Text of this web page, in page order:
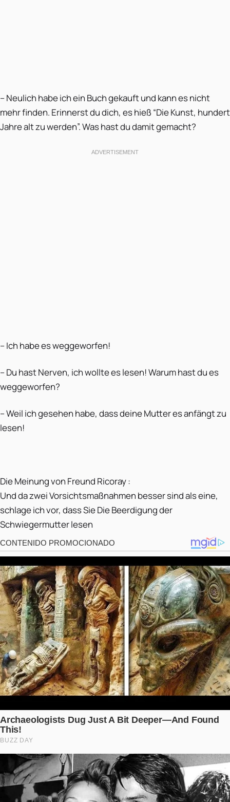
– Neulich habe ich ein Buch gekauft und kann es nicht
mehr finden. Erinnerst du dich, es hieß “Die Kunst, hundert
Jahre alt zu werden”. Was hast du damit gemacht?
– Ich habe es weggeworfen!
– Du hast Nerven, ich wollte es lesen! Warum hast du es
weggeworfen?
– Weil ich gesehen habe, dass deine Mutter es anfängt zu
lesen!
Die Meinung von Freund Ricoray :
Und da zwei Vorsichtsmaßnahmen besser sind als eine,
schlage ich vor, dass Sie Die Beerdigung der
Schwiegermutter lesen